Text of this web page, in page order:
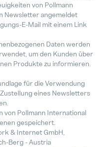
startet Tech-Day-Format
Dezember 2025
& MAXXOM auf der IAA
August 2025
zieht erste Bilanz zur
2025
Haider ist neuer CFO
Juli 2025
von Pollmann
Newsletter angemeldet
E-Mail mit einem Link
Daten werden
um den Kunden über
Produkte zu informieren.
für die Verwendung
eines Newsletters
von Pollmann International
gespeichert.
& Internet GmbH,
Berg - Austria